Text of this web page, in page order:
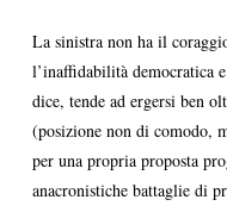
La sinistra non ha il
l’inaffidabilità democratica
dice, tende ad ergersi ben
(posizione non di comodo,
per una propria proposta
anacronistiche battaglie di